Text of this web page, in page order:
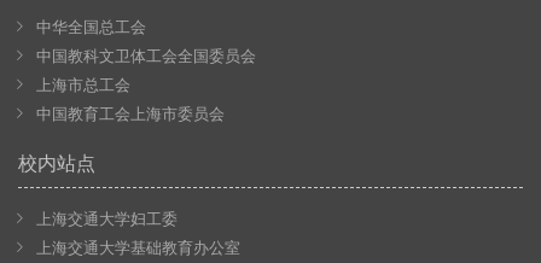
中华全国总工会
中国教科文卫体工会全国委员会
上海市总工会
中国教育工会上海市委员会
校内站点
上海交通大学妇工委
上海交通大学基础教育办公室